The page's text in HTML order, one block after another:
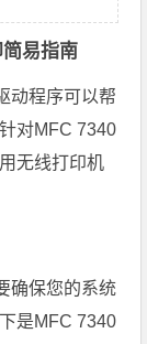
易指南
动程序可以帮
对MFC 7340
无线打印机
确保您的系统
是MFC 7340